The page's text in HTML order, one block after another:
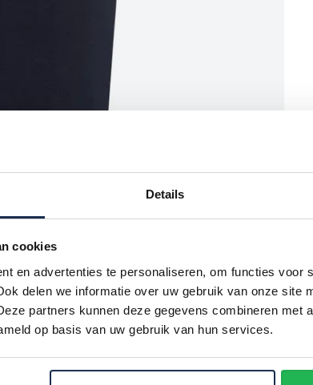
Details
cookies
en advertenties te personaliseren, om functies voor
delen we informatie over uw gebruik van onze site
partners kunnen deze gegevens combineren met
op basis van uw gebruik van hun services.